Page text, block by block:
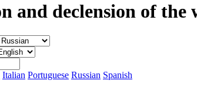
and declension of
Italian Portuguese Russian Spanish